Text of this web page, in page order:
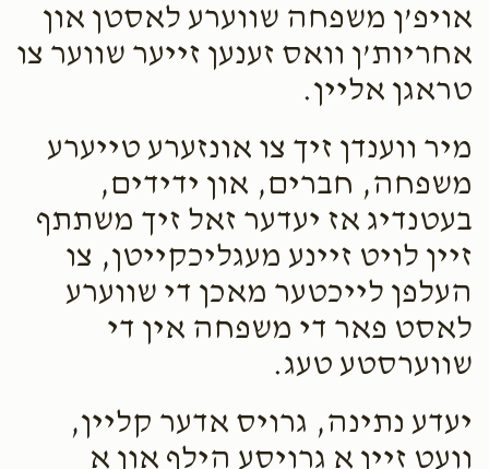
אויפ’ן משפחה שווערע לאסטן און
אחריות’ן וואס זענען זייער שווער צו
טראגן אליין.
מיר ווענדן זיך צו אונזערע טייערע
משפחה, חברים, און ידידים,
בעטנדיג אז יעדער זאל זיך משתתף
זיין לויט זיינע מעגליכקייטן, צו
העלפן לייכטער מאכן די שווערע
לאסט פאר די משפחה אין די
שווערסטע טעג.
יעדע נתינה, גרויס אדער קליין,
וועט זיין א גרויסע הילף און א